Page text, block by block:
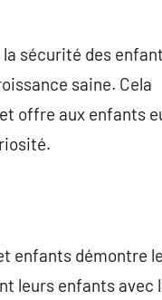
sécurité des
saine. Cela
offre aux enfants
enfants démontre le
leurs enfants avec